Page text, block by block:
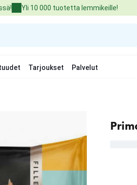
Yli 10 000 tuotetta lemmikeille!
Tarjoukset Palvelut